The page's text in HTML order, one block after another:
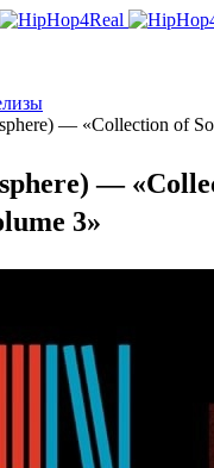
— «Collection of
—
3»